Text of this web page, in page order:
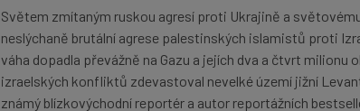
Světem zmítaným ruskou agresí proti Ukrajině a
neslýchaně brutální agrese palestinských islamistů proti
váha dopadla převážně na Gazu a jejích dva a čtvrt milionu
izraelských konfliktů zdevastoval nevelké území jižní
známý blízkovýchodní reportér a autor reportážních